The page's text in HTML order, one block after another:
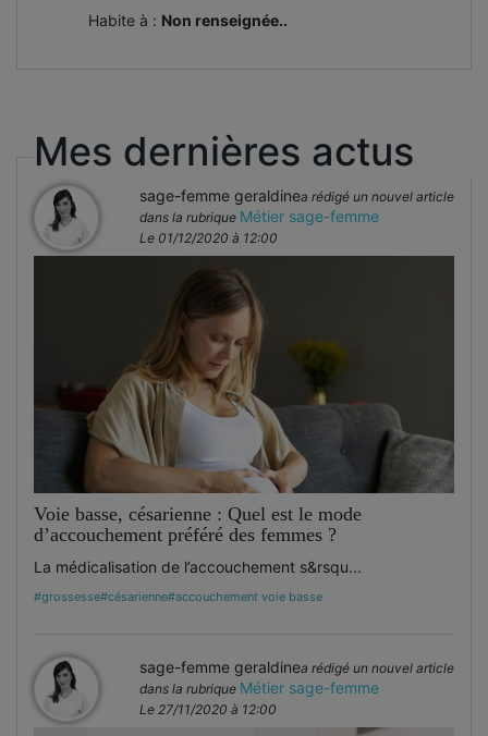
Habite à : Non renseignée..
Mes dernières actus
sage-femme geraldinea rédigé un nouvel article
dans la rubrique Métier sage-femme
Le 01/12/2020 à 12:00
Voie basse, césarienne : Quel est le mode
d’accouchement préféré des femmes ?
La médicalisation de l’accouchement s&rsqu...
#grossesse#césarienne#accouchement voie basse
sage-femme geraldinea rédigé un nouvel article
dans la rubrique Métier sage-femme
Le 27/11/2020 à 12:00